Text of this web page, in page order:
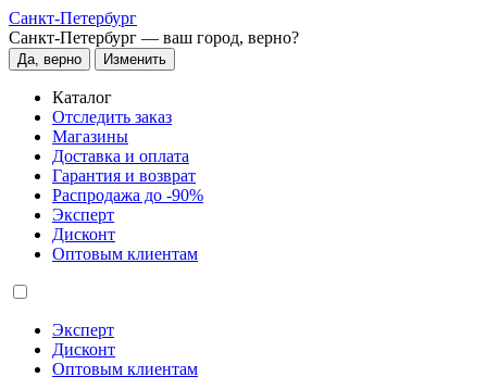
Санкт-Петербург
Санкт-Петербург — ваш город, верно?
Да, верно Изменить
Каталог
Отследить заказ
Магазины
Доставка и оплата
Гарантия и возврат
Распродажа до -90%
Эксперт
Дисконт
Оптовым клиентам
Эксперт
Дисконт
Оптовым клиентам